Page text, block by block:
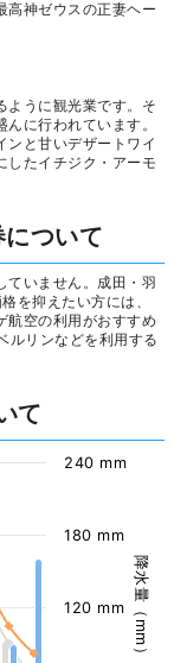
高神ゼウスの正妻ヘー
ように観光業です。そ
に行われています。
ンと甘いデザートワイ
したイチジク・アーモ
ついて
ていません。成田・羽
を抑えたい方には、
航空の利用がおすすめ
ルリンなどを利用する
て
降水量（mm）
120 mm
180 mm
240 mm